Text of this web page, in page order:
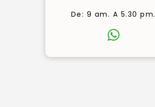
De: 9 am. A 5.30 pm.